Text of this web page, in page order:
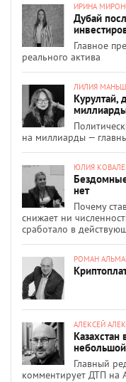
ИРИНА
Дубай
Главное
реального актива
ЛИЛИЯ
Курултай,
на миллиарды —
ЮЛИЯ
нет
Почему
снижает ни
сработало в
РОМАН
АЛЕКСЕЙ
Главный
комментирует ДТП на